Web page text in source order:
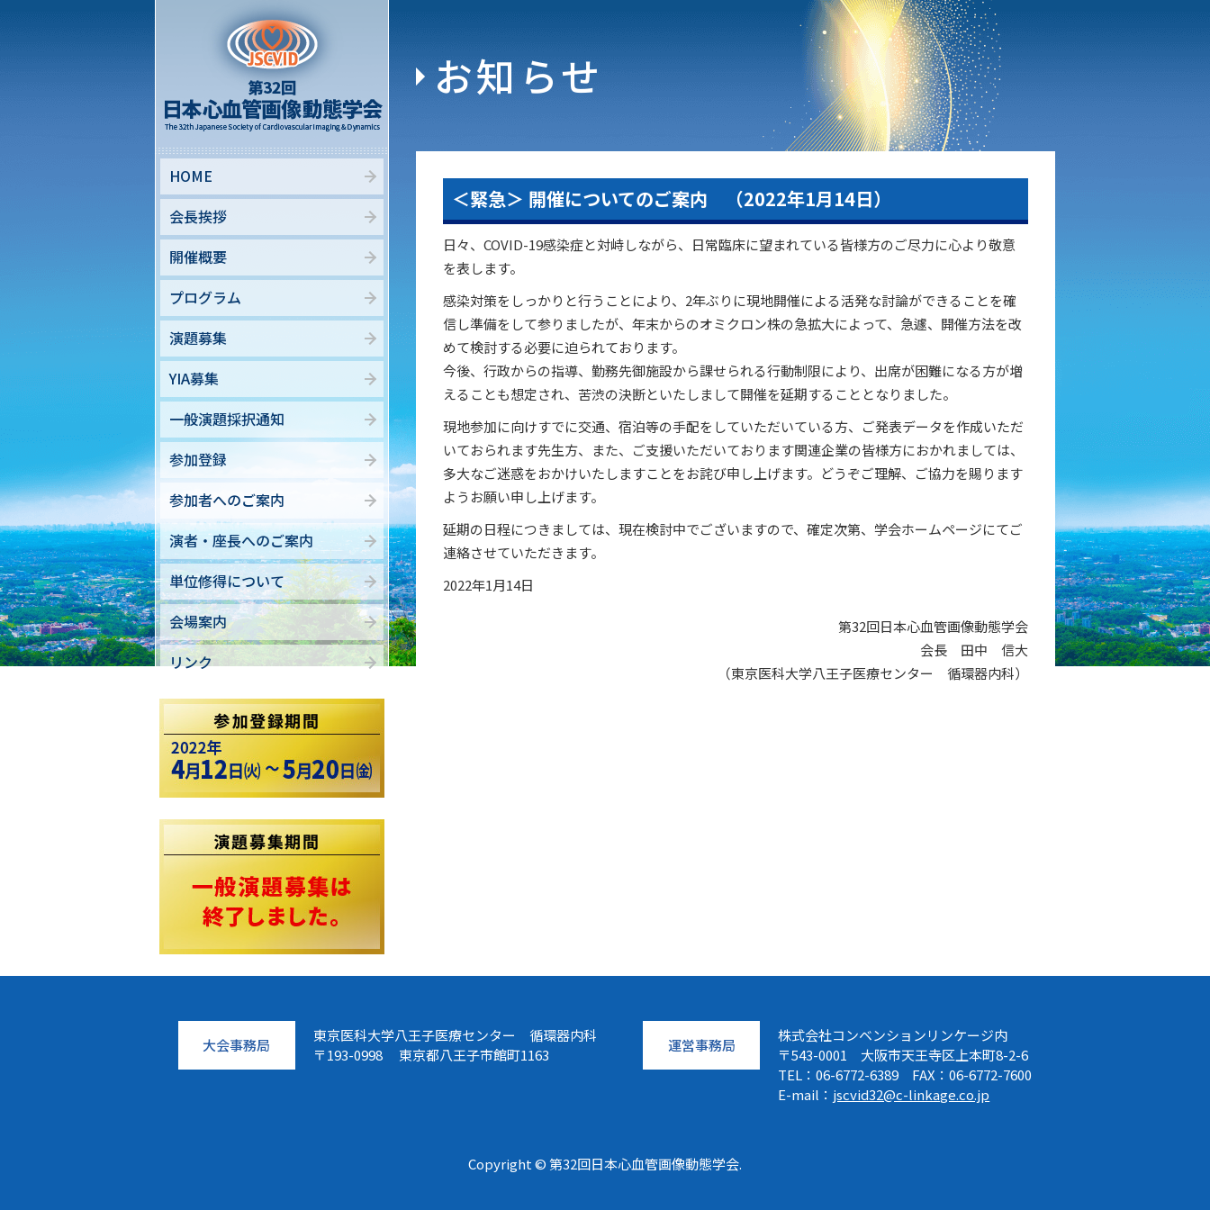
お知らせ
＜緊急＞ 開催についてのご案内 （2022年1月14日）
日々、COVID-19感染症と対峙しながら、日常臨床に望まれている皆様方のご尽力に心より敬意
を表します。
感染対策をしっかりと行うことにより、2年ぶりに現地開催による活発な討論ができることを確
信し準備をして参りましたが、年末からのオミクロン株の急拡大によって、急遽、開催方法を改
めて検討する必要に迫られております。
今後、行政からの指導、勤務先御施設から課せられる行動制限により、出席が困難になる方が増
えることも想定され、苦渋の決断といたしまして開催を延期することとなりました。
現地参加に向けすでに交通、宿泊等の手配をしていただいている方、ご発表データを作成いただ
いておられます先生方、また、ご支援いただいております関連企業の皆様方におかれましては、
多大なご迷惑をおかけいたしますことをお詫び申し上げます。どうぞご理解、ご協力を賜ります
ようお願い申し上げます。
延期の日程につきましては、現在検討中でございますので、確定次第、学会ホームページにてご
連絡させていただきます。
2022年1月14日
第32回日本心血管画像動態学会
会長 田中 信大
（東京医科大学八王子医療センター 循環器内科）
HOME
会長挨拶
開催概要
プログラム
演題募集
YIA募集
一般演題採択通知
参加登録
参加者へのご案内
演者・座長へのご案内
単位修得について
会場案内
リンク
大会事務局
東京医科大学八王子医療センター 循環器内科
〒193-0998 東京都八王子市館町1163
運営事務局
株式会社コンベンションリンケージ内
〒543-0001 大阪市天王寺区上本町8-2-6
TEL：06-6772-6389 FAX：06-6772-7600
E-mail： jscvid32@c-linkage.co.jp
Copyright © 第32回日本心血管画像動態学会.